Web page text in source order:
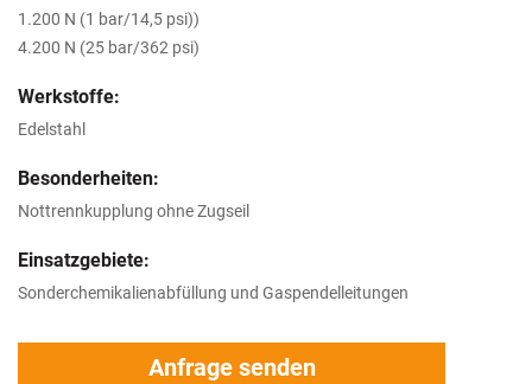
1.200 N (1 bar/14,5 psi))
4.200 N (25 bar/362 psi)
Werkstoffe:
Edelstahl
Besonderheiten:
Nottrennkupplung ohne Zugseil
Einsatzgebiete:
Sonderchemikalienabfüllung und Gaspendelleitungen
Anfrage senden